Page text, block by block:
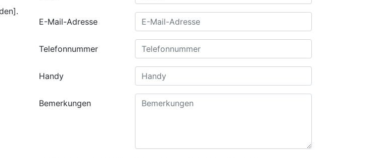
E-Mail-Adresse
Telefonnummer
Handy
Bemerkungen